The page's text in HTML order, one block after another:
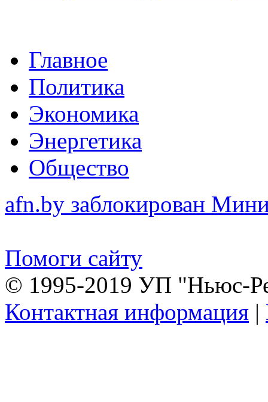
Главное
Политика
Экономика
Энергетика
Общество
afn.by заблокирован
Помоги сайту
© 1995-2019 УП "Ньюс-
Контактная информация |